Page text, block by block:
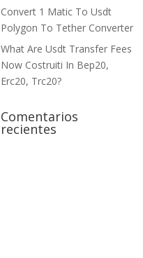
Convert 1 Matic To Usdt
Polygon To Tether Converter
What Are Usdt Transfer Fees
Now Costruiti In Bep20,
Erc20, Trc20?
Comentarios
recientes